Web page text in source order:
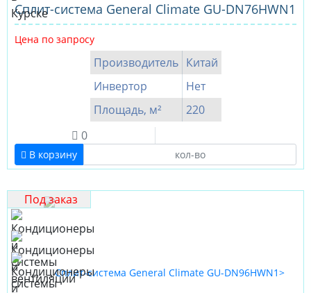
Сплит-система General Climate GU-DN76HWN1
Цена по запросу
Производитель Китай
Инвертор
Нет
Площадь, м²
220
0
В корзину
Под заказ